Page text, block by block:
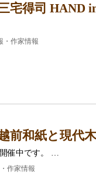
得司 HAND
・作家情報
和紙と現代
催中です。 …
作家情報